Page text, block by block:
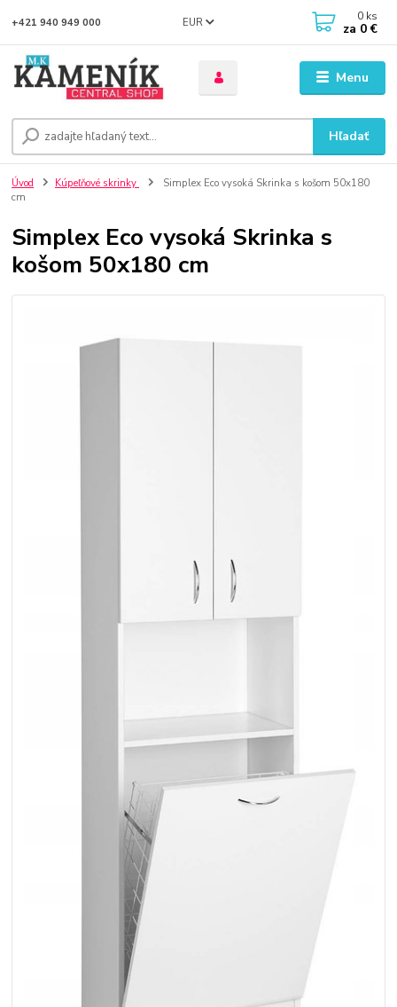
Menu
EUR
Hľadať
+421 940 949 000 0 ks
za 0 €
Úvod Kúpeľňové skrinky
Simplex Eco vysoká Skrinka s košom 50x180
cm
Simplex Eco vysoká Skrinka s
košom 50x180 cm